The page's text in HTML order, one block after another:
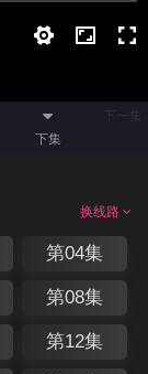
下集
换线路
第04集
第08集
第12集